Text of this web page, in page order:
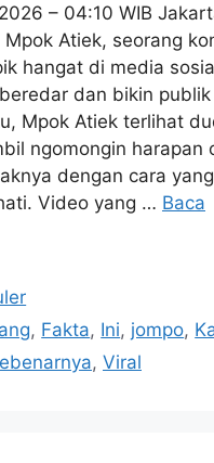
– 04:10 WIB
Atiek, seorang
hangat di media
dan bikin
Mpok Atiek terlihat
ngomongin harapan
dengan cara yang
Video yang … Baca
, Fakta, Ini, jompo,
, Viral